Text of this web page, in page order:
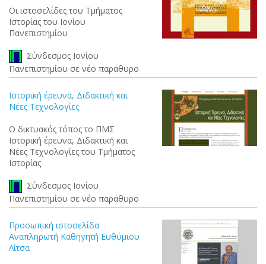
Οι ιστοσελίδες του Τμήματος
Ιστορίας του Ιονίου
Πανεπιστημίου
Σύνδεσμος Ιονίου
Πανεπιστημίου σε νέο παράθυρο
Ιστορική έρευνα, Διδακτική και
Νέες Τεχνολογίες
Ο δικτυακός τόπος το ΠΜΣ
Ιστορική έρευνα, Διδακτική και
Νέες Τεχνολογίες του Τμήματος
Ιστορίας
Σύνδεσμος Ιονίου
Πανεπιστημίου σε νέο παράθυρο
Προσωπική ιστοσελίδα
Αναπληρωτή Καθηγητή Ευθύμιου
Λίτσα